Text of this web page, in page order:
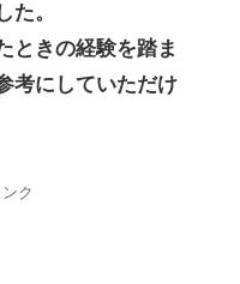
。
ときの経験を踏ま
考にしていただけ
ク